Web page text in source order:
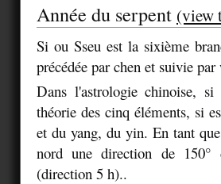
Année du serpent (view
Si ou Sseu est la sixième
précédée par chen et suivie par
Dans l'astrologie chinoise,
théorie des cinq éléments, si
et du yang, du yin. En tant
nord une direction de 150°
(direction 5 h)..